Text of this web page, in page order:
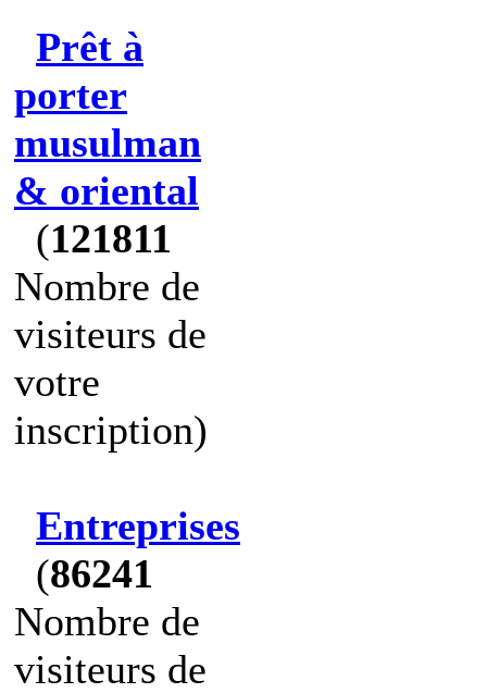
Prêt à
porter
musulman
& oriental
(121811
Nombre de
visiteurs de
votre
inscription)
Entreprises
(86241
Nombre de
visiteurs de